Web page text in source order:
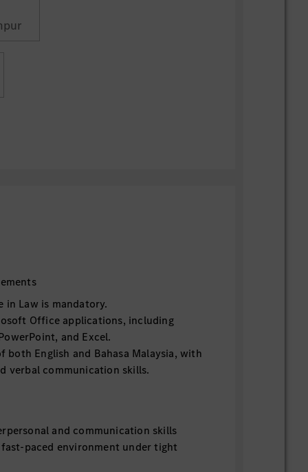
in Law is mandatory.
Office applications, including
and Excel.
both English and Bahasa Malaysia, with
verbal communication skills.
and communication skills
paced environment under tight